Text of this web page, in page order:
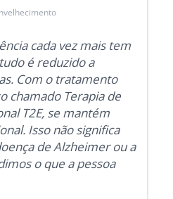
cada vez mais tem
é reduzido a
Com otratamento
chamado Terapia de
T2E, se mantém
Isso não significa
de Alzheimer ou a
o que a pessoa